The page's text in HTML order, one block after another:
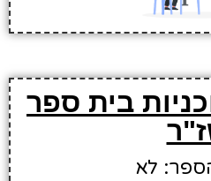
בית ספר
לא